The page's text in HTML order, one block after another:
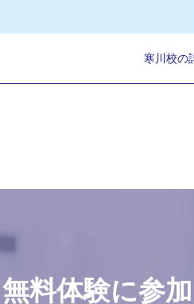
寒川校の
無料体験に参